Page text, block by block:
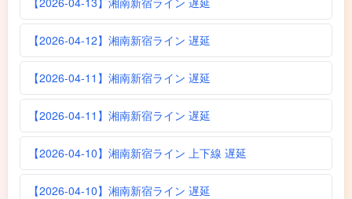
【2026-04-12】湘南新宿ライン 遅延
【2026-04-11】湘南新宿ライン 遅延
【2026-04-11】湘南新宿ライン 遅延
【2026-04-10】湘南新宿ライン 上下線 遅延
【2026-04-10】湘南新宿ライン 遅延